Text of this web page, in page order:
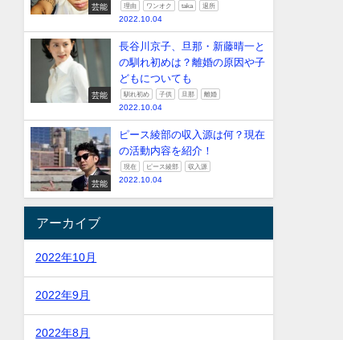
芸能 理由 ワンオク taka 退所
2022.10.04
芸能
長谷川京子、旦那・新藤晴一と
の馴れ初めは？離婚の原因や子
どもについても
馴れ初め 子供 旦那 離婚
2022.10.04
芸能
ピース綾部の収入源は何？現在
の活動内容を紹介！
現在 ピース綾部 収入源
2022.10.04
アーカイブ
2022年10月
2022年9月
2022年8月